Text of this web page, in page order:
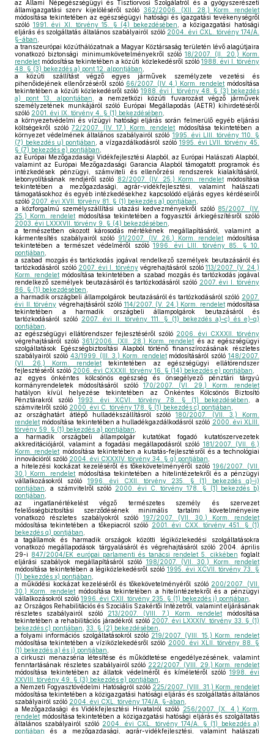
az Állami Népegészségügyi és Tisztiorvosi Szolgálatról és a gyógyszerészeti
államigazgatási szerv kijelöléséről szóló 362/2006. (XII. 28.) Korm. rendelet
módosítása tekintetében az egészségügyi hatósági és igazgatási tevékenységről
szóló 1991. évi XI. törvény 15. § (4) bekezdésében , a közigazgatási hatósági
eljárás és szolgáltatás általános szabályairól szóló 2004. évi CXL. törvény 174/A.
§-ában
a transzeurópai közúthálózatnak a Magyar Köztársaság területén lévő alagútjaira
vonatkozó biztonsági minimumkövetelményekről szóló18/2007. (II. 20.) Korm.
rendelet módosítása tekintetében a közúti közlekedésről szóló 1988. évi I. törvény
48. § (3) bekezdés a) pont 12. alpontjában
a közúti szállítást végző egyes járművek személyzete vezetési és
pihenőidejének ellenőrzéséről szóló 66/2007. (IV. 4.) Korm. rendelet módosítása
tekintetében a közúti közlekedésről szóló 1988. évi I. törvény 48. § (3) bekezdés
a) pont 13. alpontjában , a nemzetközi közúti fuvarozást végző járművek
személyzetének munkájáról szóló Európai Megállapodás (AETR) kihirdetéséről
szóló 2001. évi IX. törvény 4. § (1) bekezdésében
a környezetvédelmi és vízügyi hatósági eljárás során felmerülő egyéb eljárási
költségekről szóló72/2007. (IV. 17.) Korm. rendelet módosítása tekintetében a
környezet védelmének általános szabályairól szóló 1995. évi LIII. törvény 110. §
(7) bekezdés u) pontjában
, a vízgazdálkodásról szóló 1995. évi LVII. törvény 45.
§ (7) bekezdés e) pontjában
az Európai Mezőgazdasági Vidékfejlesztési Alapból, az Európai Halászati Alapból,
valamint az Európai Mezőgazdasági Garancia Alapból támogatott programok és
intézkedések pénzügyi, számviteli és ellenőrzési rendszerek kialakításáról,
lebonyolításának rendjéről szóló 82/2007. (IV. 25.) Korm. rendeletmódosítása
tekintetében a mezőgazdasági, agrár-vidékfejlesztési, valamint halászati
támogatásokhoz és egyéb intézkedésekhez kapcsolódó eljárás egyes kérdéseiről
szóló 2007. évi XVII. törvény 81. § (1) bekezdés a) pontjában
a közforgalmú személyszállítási utazási kedvezményekről szóló 85/2007. (IV.
25.) Korm. rendelet módosítása tekintetében a fogyasztói árkiegészítésről szóló
2003. évi LXXXVII. törvény 9. § (4) bekezdésében
a természetben okozott károsodás mértékének megállapításáról, valamint a
kármentesítés szabályairól szóló 91/2007. (IV. 26.) Korm. rendelet módosítása
tekintetében a természet védelméről szóló1996. évi LIII. törvény 85. § 10.
pontjában
a szabad mozgás és tartózkodás jogával rendelkező személyek beutazásáról és
tartózkodásáról szóló 2007. évi I. törvényvégrehajtásáról szóló 113/2007. (V. 24.)
Korm. rendelet módosítása tekintetében a szabad mozgás és tartózkodás jogával
rendelkező személyek beutazásáról és tartózkodásáról szóló 2007. évi I. törvény
86. § (1) bekezdésében
a harmadik országbeli állampolgárok beutazásáról és tartózkodásáról szóló 2007.
évi II. törvény végrehajtásáról szóló 114/2007. (V. 24.) Korm. rendeletmódosítása
tekintetében a harmadik országbeli állampolgárok beutazásáról és
tartózkodásáról szóló 2007. évi II. törvény 111. § (1) bekezdés a)–c) és e)–q)
pontjában
az egészségügyi ellátórendszer fejlesztéséről szóló 2006. évi CXXXII. törvény
végrehajtásáról szóló361/2006. (XII. 28.) Korm. rendelet és az egészségügyi
szolgáltatások Egészségbiztosítási Alapból történő finanszírozásának részletes
szabályairól szóló 43/1999. (III. 3.) Korm. rendeletmódosításáról szóló148/2007.
(VI. 26.) Korm. rendelettekintetében az egészségügyi ellátórendszer
fejlesztéséről szóló 2006. évi CXXXII. törvény 16. § (14) bekezdés e) pontjában
az egyes önkéntes kölcsönös egészség és önsegélyező pénztári tárgyú
kormányrendeletek módosításáról szóló 170/2007. (VI. 29.) Korm. rendelet
hatályon kívül helyezése tekintetében az Önkéntes Kölcsönös Biztosító
Pénztárakról szóló1993. évi XCVI. törvény 78. § (1) bekezdésében , a
számvitelről szóló 2000. évi C. törvény 178. § (1) bekezdés c) pontjában
az országhatárt átlépő hulladékszállításról szóló180/2007. (VII. 3.) Korm.
rendelet módosítása tekintetében a hulladékgazdálkodásról szóló 2000. évi XLIII.
törvény 59. § (1) bekezdés a) pontjában
a harmadik országbeli állampolgár kutatókat fogadó kutatószervezetek
akkreditációjáról, valamint a fogadási megállapodásról szóló 181/2007. (VII. 6.)
Korm. rendelet módosítása tekintetében a kutatás-fejlesztésről és a technológiai
innovációról szóló 2004. évi CXXXIV. törvény 34. § g) pontjában
a hitelezési kockázat kezeléséről és tőkekövetelményéről szóló 196/2007. (VII.
30.) Korm. rendelet módosítása tekintetében a hitelintézetekről és a pénzügyi
vállalkozásokról szóló 1996. évi CXII. törvény 235. § (1) bekezdés g)–i)
pontjában , a számvitelről szóló 2000. évi C. törvény 178. § (1) bekezdés b)
pontjában
az ingatlanértékelést végző természetes személy és szervezet
felelősségbiztosítási szerződésének minimális tartalmi követelményeire
vonatkozó részletes szabályokról szóló 197/2007. (VII. 30.) Korm. rendelet
módosítása tekintetében a tőkepiacról szóló 2001. évi CXX. törvény 451. § (1)
bekezdés q) pontjában
a tagállamok és harmadik országok közötti légiközlekedési szolgáltatásokra
vonatkozó megállapodások tárgyalásáról és végrehajtásáról szóló 2004. április
29-i 847/2004/EK európai parlamenti és tanácsi rendelet 5. cikkében foglalt
eljárási szabályok megállapításáról szóló 198/2007. (VII. 30.) Korm. rendelet
módosítása tekintetében a légiközlekedésről szóló 1995. évi XCVII. törvény 73. §
(1) bekezdés x) pontjában
a működési kockázat kezeléséről és tőkekövetelményéről szóló 200/2007. (VII.
30.) Korm. rendelet módosítása tekintetében a hitelintézetekről és a pénzügyi
vállalkozásokról szóló 1996. évi CXII. törvény 235. § (1) bekezdés j) pontjában
az Országos Rehabilitációs és Szociális Szakértői Intézetről, valamint eljárásának
részletes szabályairól szóló
213/2007. (VIII. 7.) Korm. rendeletmódosítása
tekintetében a rehabilitációs járadékról szóló 2007. évi LXXXIV. törvény 33. § (1)
bekezdés c) pontjában 33. § (2) bekezdésében
a folyami információs szolgáltatásokról szóló 219/2007. (VIII. 15.) Korm. rendelet
módosítása tekintetében a víziközlekedésről szóló 2000. évi XLII. törvény 88. §
(1) bekezdés a) és j) pontjában
a cirkuszi menazséria létesítése és működtetése engedélyezésének, valamint
fenntartásának részletes szabályairól szóló 222/2007. (VIII. 29.) Korm. rendelet
módosítása tekintetében az állatok védelméről és kíméletéről szóló 1998. évi
XXVIII. törvény 49. § (3) bekezdés e) pontjában
a Nemzeti Fogyasztóvédelmi Hatóságról szóló 225/2007. (VIII. 31.) Korm. rendelet
módosítása tekintetében a közigazgatási hatósági eljárás és szolgáltatás általános
szabályairól szóló 2004. évi CXL. törvény 174/A. §-ában
a Mezőgazdasági és Vidékfejlesztési Hivatalról szóló 256/2007. (X. 4.) Korm.
rendelet módosítása tekintetében a közigazgatási hatósági eljárás és szolgáltatás
általános szabályairól szóló 2004. évi CXL. törvény 174/A. § (1) bekezdés a)
pontjában és a mezőgazdasági, agrár-vidékfejlesztési, valamint halászati